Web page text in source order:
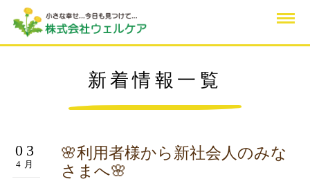
新着情報一覧
03
4月
🌸利用者様から新社会人のみな
さまへ🌸